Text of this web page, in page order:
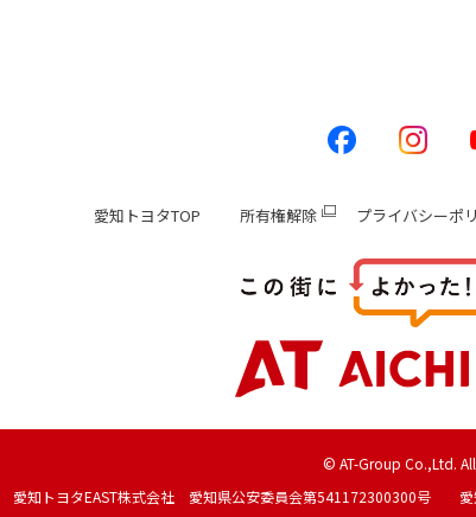
愛知トヨタTOP 所有権解除 プライバシーポ
© AT-Group Co.,Ltd.
愛知トヨタEAST株式会社 愛知県公安委員会第541172300300号 愛